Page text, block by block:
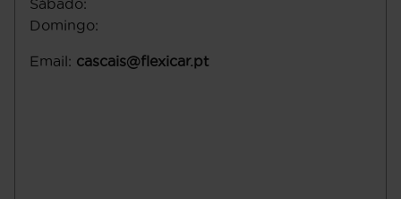
Sábado:
Domingo:
Email: cascais@flexicar.pt